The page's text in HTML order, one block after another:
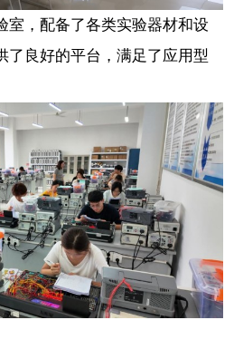
室，配备了各类实验器材和设
了良好的平台，满足了应用型